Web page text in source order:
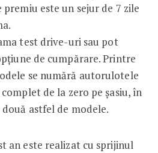
este un sejur de 7 zile
test drive-uri sau pot
de cumpărare. Printre
se numără autorulotele
de la zero pe șasiu, în
astfel de modele.
an este realizat cu sprijinul